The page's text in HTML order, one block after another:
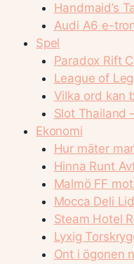
Handmaid’s
Audi A6 e-
Spel
Paradox Rift
League of
Vilka ord kan
Slot Thailand
Ekonomi
Hur mäter
Hinna Runt
Malmö FF
Mocca Deli
Steam Hotel
Lyxig
Ont i ögonen